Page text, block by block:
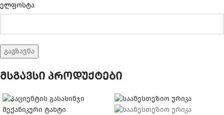
ელფოსტა
მსგავსი პროდუქტები